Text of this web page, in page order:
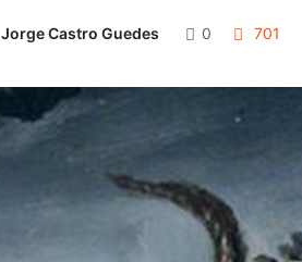
Jorge Castro Guedes 0 701